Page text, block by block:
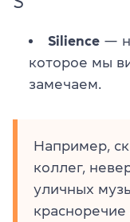
Silience —
которое мы
замечаем.
Например,
коллег,
уличных